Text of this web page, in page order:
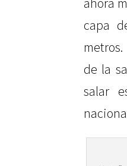
capa
de la
salar